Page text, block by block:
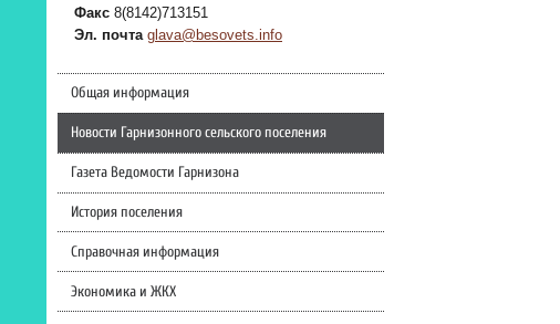
Факс 8(8142)713151
Эл. почта glava@besovets.info
Общая информация
Новости Гарнизонного сельского поселения
Газета Ведомости Гарнизона
История поселения
Справочная информация
Экономика и ЖКХ